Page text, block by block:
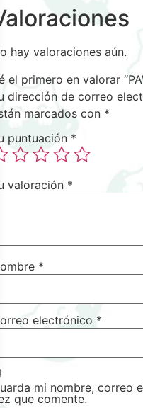
hay valoraciones aún.
el primero en valorar
dirección de correo
marcados con *
puntuación *
valoración *
*
electrónico *
mi nombre, correo
que comente.